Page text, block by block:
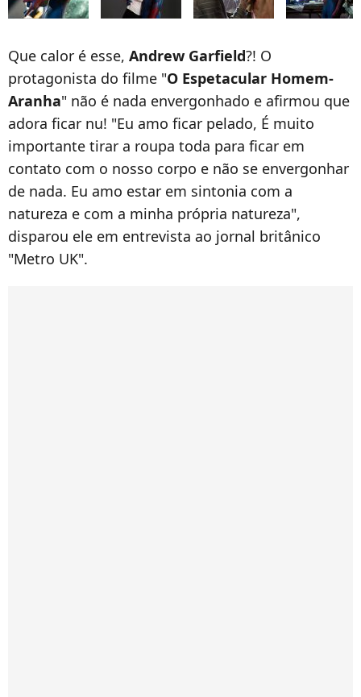
Que calor é esse, Andrew Garfield?! O
protagonista do filme "O Espetacular Homem-
Aranha" não é nada envergonhado e afirmou que
adora ficar nu! "Eu amo ficar pelado, É muito
importante tirar a roupa toda para ficar em
contato com o nosso corpo e não se envergonhar
de nada. Eu amo estar em sintonia com a
natureza e com a minha própria natureza",
disparou ele em entrevista ao jornal britânico
"Metro UK".